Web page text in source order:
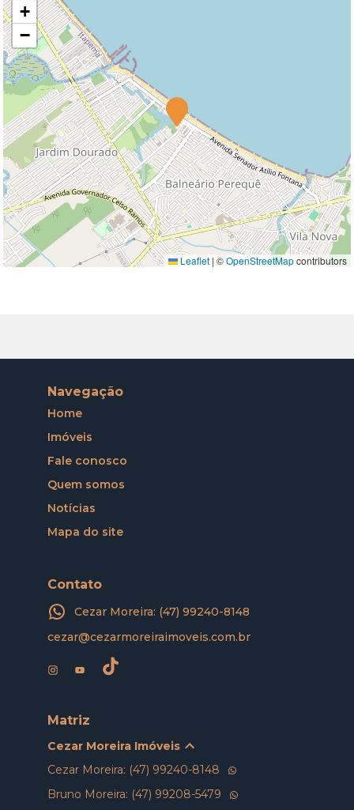
+
−
Leaflet | ©OpenStreetMapcontributors
Navegação
Home
Imóveis
Fale conosco
Quem somos
Notícias
Mapa do site
Contato
Cezar Moreira: (47) 99240-8148
cezar@cezarmoreiraimoveis.com.br
Matriz
Cezar Moreira Imóveis
Cezar Moreira: (47) 99240-8148
Bruno Moreira: (47) 99208-5479